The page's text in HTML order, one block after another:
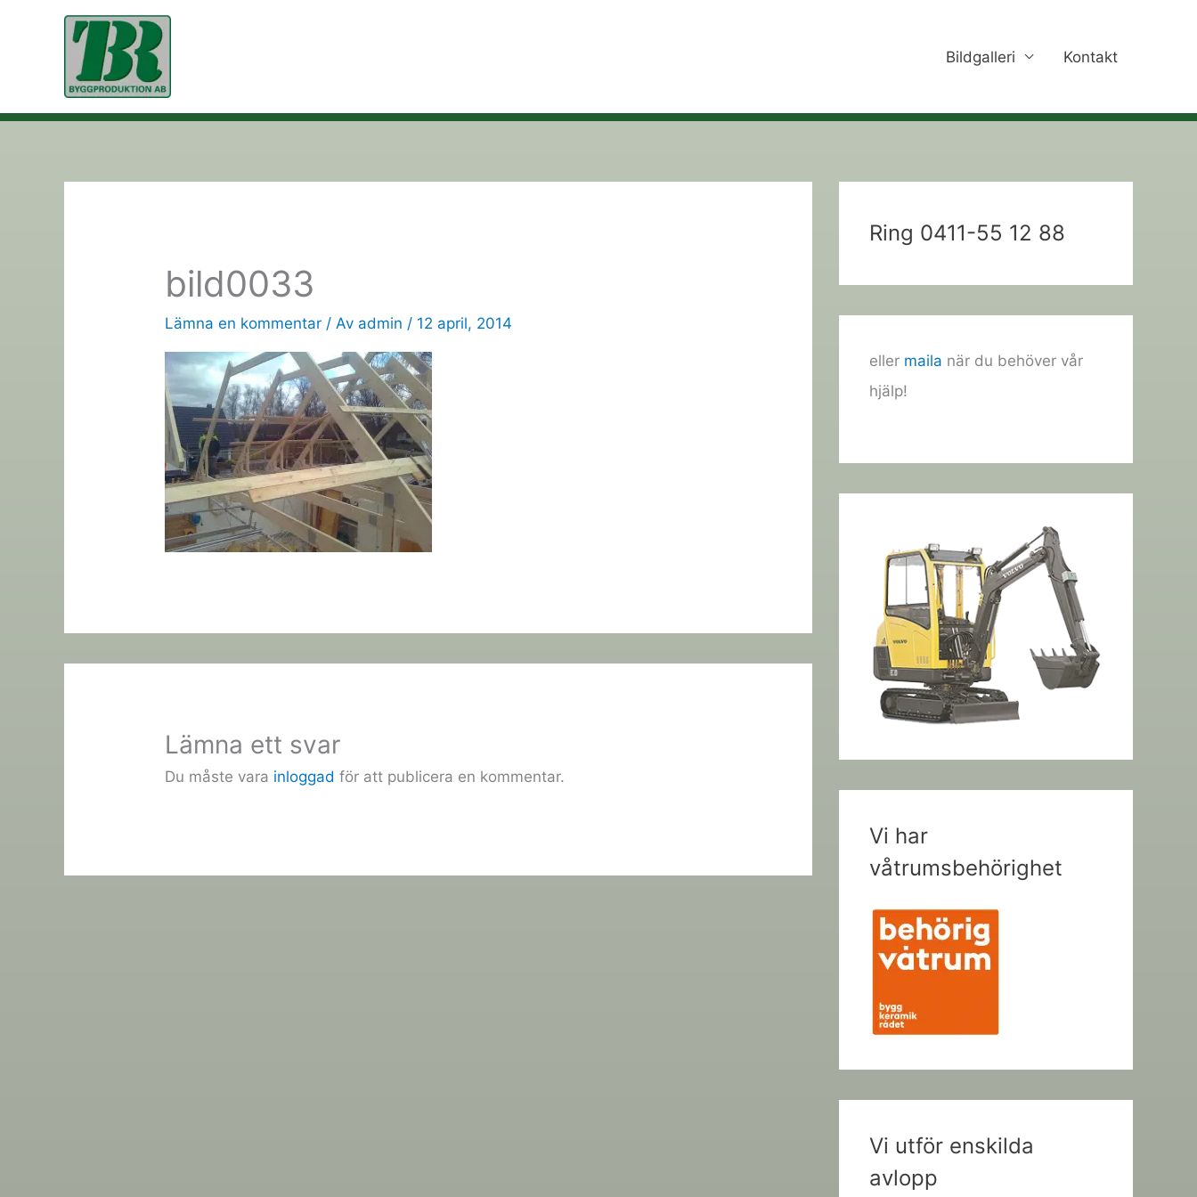
Bildgalleri Kontakt
bild0033
Lämna en kommentar / Av admin / 12 april, 2014
Lämna ett svar
Du måste vara inloggad för att publicera en kommentar.
Ring 0411-55 12 88
eller maila när du behöver vår
hjälp!
Vi har
våtrumsbehörighet
Vi utför enskilda
avlopp